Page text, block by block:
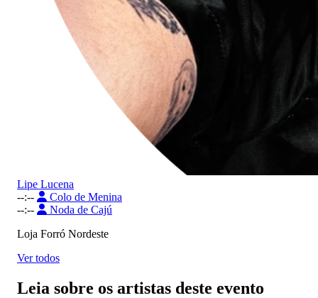
Lipe Lucena
--:--
Colo de Menina
--:--
Noda de Cajú
Loja Forró Nordeste
Ver todos
Leia sobre os artistas deste evento